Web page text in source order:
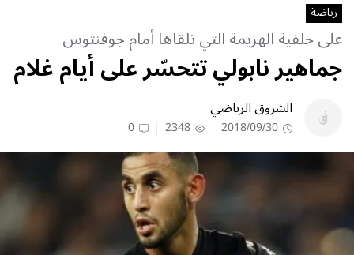
رياضة
على خلفية الهزيمة التي تلقاها أمام جوفنتوس
جماهير نابولي تتحسّر على أيام غلام
الشروق الرياضي
2018/09/30
2348
0